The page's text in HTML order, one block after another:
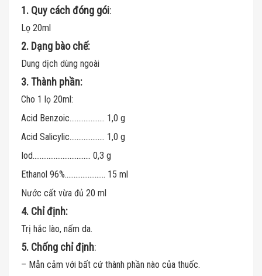
1. Quy cách đóng gói:
Lọ 20ml
2. Dạng bào chế:
Dung dịch dùng ngoài
3. Thành phần:
Cho 1 lọ 20ml:
Acid Benzoic……….………. 1,0 g
Acid Salicylic…….…………. 1,0 g
Iod………………….……….. 0,3 g
Ethanol 96%………………….. 15 ml
Nước cất vừa đủ 20 ml
4. Chỉ định:
Trị hắc lào, nấm da.
5. Chống chỉ định:
– Mẫn cảm với bất cứ thành phần nào của thuốc.